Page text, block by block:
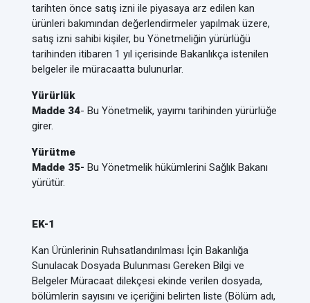
tarihten önce satış izni ile piyasaya arz edilen kan
ürünleri bakımından değerlendirmeler yapılmak üzere,
satış izni sahibi kişiler, bu Yönetmeliğin yürürlüğü
tarihinden itibaren 1 yıl içerisinde Bakanlıkça istenilen
belgeler ile müracaatta bulunurlar.
Yürürlük
Madde 34- Bu Yönetmelik, yayımı tarihinden yürürlüğe
girer.
Yürütme
Madde 35- Bu Yönetmelik hükümlerini Sağlık Bakanı
yürütür.
EK-1
Kan Ürünlerinin Ruhsatlandırılması İçin Bakanlığa
Sunulacak Dosyada Bulunması Gereken Bilgi ve
Belgeler Müracaat dilekçesi ekinde verilen dosyada,
bölümlerin sayısını ve içeriğini belirten liste (Bölüm adı,